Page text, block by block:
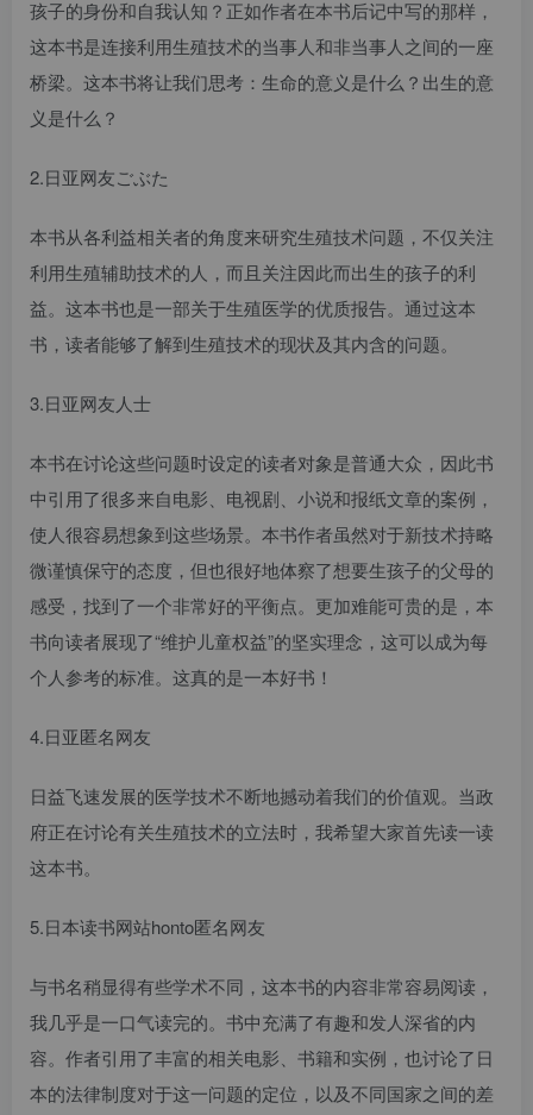
孩子的身份和自我认知？正如作者在本书后记中写的那样，
这本书是连接利用生殖技术的当事人和非当事人之间的一座
桥梁。这本书将让我们思考：生命的意义是什么？出生的意
义是什么？
2.日亚网友ごぶた
本书从各利益相关者的角度来研究生殖技术问题，不仅关注
利用生殖辅助技术的人，而且关注因此而出生的孩子的利
益。这本书也是一部关于生殖医学的优质报告。通过这本
书，读者能够了解到生殖技术的现状及其内含的问题。
3.日亚网友人士
本书在讨论这些问题时设定的读者对象是普通大众，因此书
中引用了很多来自电影、电视剧、小说和报纸文章的案例，
使人很容易想象到这些场景。本书作者虽然对于新技术持略
微谨慎保守的态度，但也很好地体察了想要生孩子的父母的
感受，找到了一个非常好的平衡点。更加难能可贵的是，本
书向读者展现了“维护儿童权益”的坚实理念，这可以成为每
个人参考的标准。这真的是一本好书！
4.日亚匿名网友
日益飞速发展的医学技术不断地撼动着我们的价值观。当政
府正在讨论有关生殖技术的立法时，我希望大家首先读一读
这本书。
5.日本读书网站honto匿名网友
与书名稍显得有些学术不同，这本书的内容非常容易阅读，
我几乎是一口气读完的。书中充满了有趣和发人深省的内
容。作者引用了丰富的相关电影、书籍和实例，也讨论了日
本的法律制度对于这一问题的定位，以及不同国家之间的差